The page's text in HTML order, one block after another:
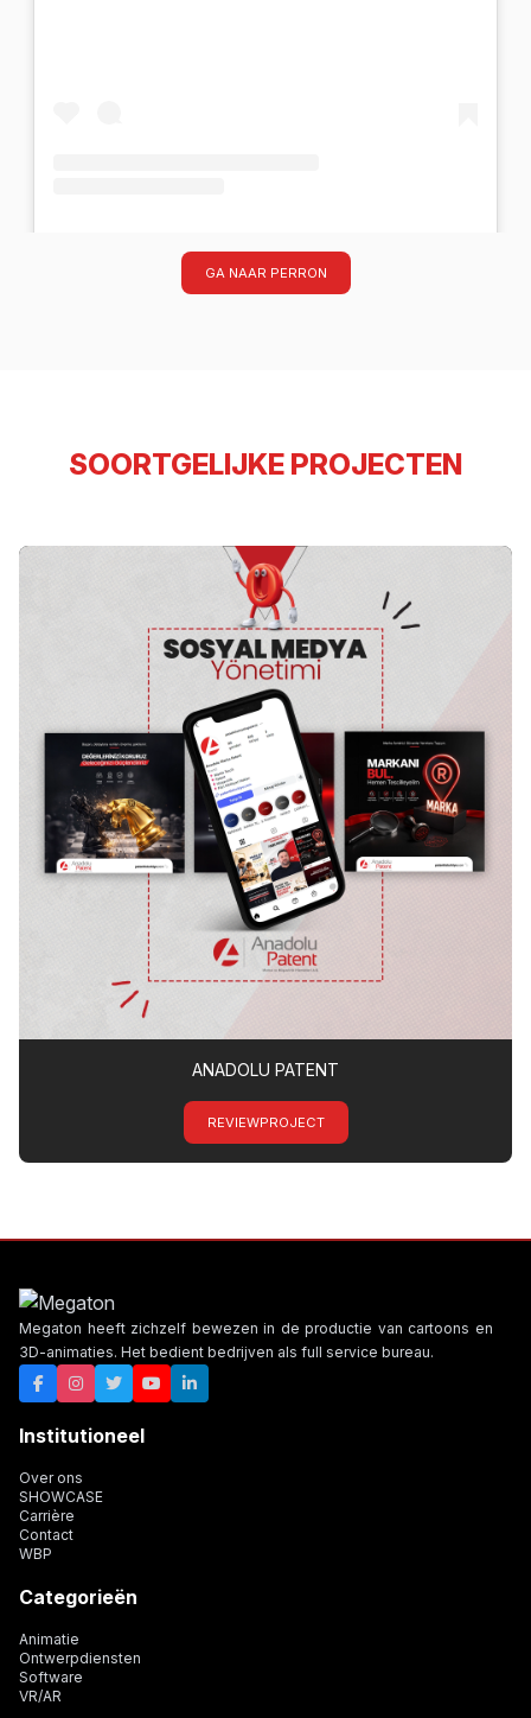
GA NAAR PERRON
SOORTGELIJKE PROJECTEN
ANADOLU PATENT
REVIEWPROJECT
Megaton heeft zichzelf bewezen in de productie van cartoons en
3D-animaties. Het bedient bedrijven als full service bureau.
Institutioneel
Over ons
SHOWCASE
Carrière
Contact
WBP
Categorieën
Animatie
Ontwerpdiensten
Software
VR/AR